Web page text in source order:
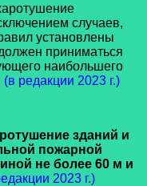
случаев,
установлены
приниматься
наибольшего
(в редакции 2023 г.)
зданий и
пожарной
не более 60 м и
2023 г.)